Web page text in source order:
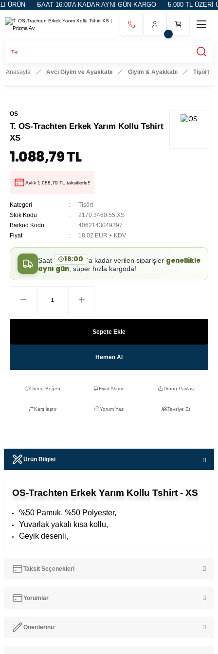
SAAT 16:00'A KADAR AYNI GÜN KARGO 5.000 TL ÜZERİ
Anasayfa Avcı Giyim ve Ayakkabı Giyim & Ayakkabı Tişört
OS
T. OS-Trachten Erkek Yarım Kollu Tshirt
XS
1.088,79 TL
Aylık 1.088,79 TL taksitlerle!!
Kategori
Tişört
Stok Kodu
2170.3460.55.XS
Barkod Kodu
4062143049397
Fiyat
18,02 EUR + KDV
Saat 16:00 'a kadar verilen siparişler genellikle
aynı gün, süper hızla kargoda!
Sepete Ekle
Hemen Al
Fiyat Alarmı Ürünü Paylaş
Karşılaştır Yorum Yaz Tavsiye Et
Ürün Bilgisi
OS-Trachten Erkek Yarım Kollu Tshirt - XS
%50 Pamuk, %50 Polyester,
Yuvarlak yakalı kısa kollu,
Geyik desenli,
Taksit Seçenekleri
Yorumlar
Önerileriniz